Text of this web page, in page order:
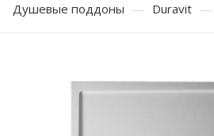
Душевые поддоны — Duravit —